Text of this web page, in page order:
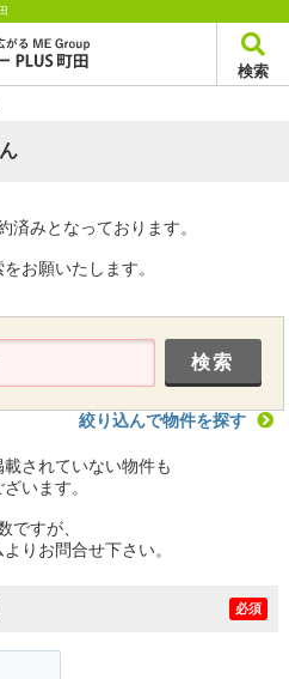
検索
済みとなっております。
お願いたします。
絞り込んで物件を探す
されていない物件も
います。
ですが、
りお問合せ下さい。
必須